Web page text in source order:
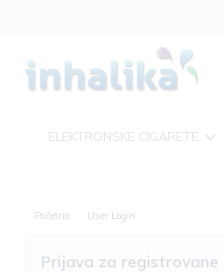
ELEKTRONSKE CIGARETE
Početna User Login
Prijava za registrovane